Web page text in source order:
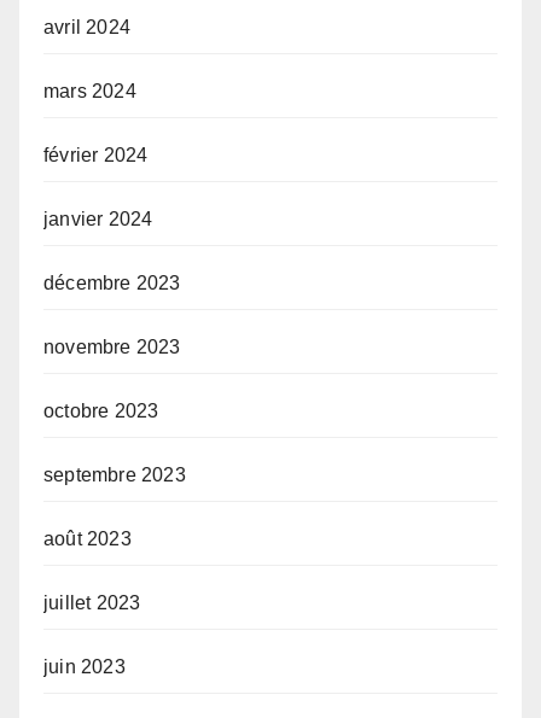
avril 2024
mars 2024
février 2024
janvier 2024
décembre 2023
novembre 2023
octobre 2023
septembre 2023
août 2023
juillet 2023
juin 2023